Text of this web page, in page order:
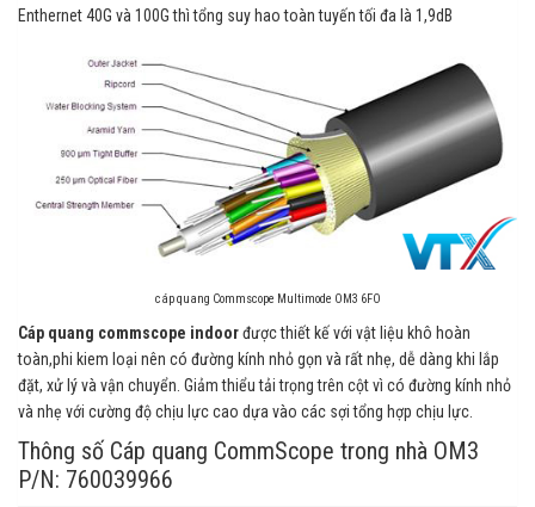
Enthernet 40G và 100G thì tổng suy hao toàn tuyến tối đa là 1,9dB
cáp quang Commscope Multimode OM3 6FO
Cáp quang commscope indoorđược thiết kế với vật liệu khô hoàn
toàn,phi kiem loại nên có đường kính nhỏ gọn và rất nhẹ, dễ dàng khi lắp
đặt, xử lý và vận chuyển. Giảm thiểu tải trọng trên cột vì có đường kính nhỏ
và nhẹ với cường độ chịu lực cao dựa vào các sợi tổng hợp chịu lực.
Thông số Cáp quang CommScope trong nhà OM3
P/N: 760039966